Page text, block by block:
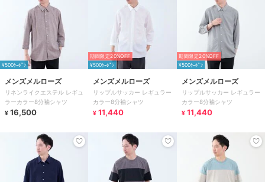
¥500ｸｰﾎﾟﾝ
メンズメルローズ
リネンライクエステル レギュ
ラーカラー8分袖シャツ
¥ 16,500
期間限定20%OFF
¥500ｸｰﾎﾟﾝ
メンズメルローズ
リップルサッカー レギュラー
カラー8分袖シャツ
¥ 11,440
期間限定20%OFF
¥500ｸｰﾎﾟﾝ
メンズメルローズ
リップルサッカー レギュラー
カラー8分袖シャツ
¥ 11,440